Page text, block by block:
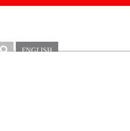
ENGLISH